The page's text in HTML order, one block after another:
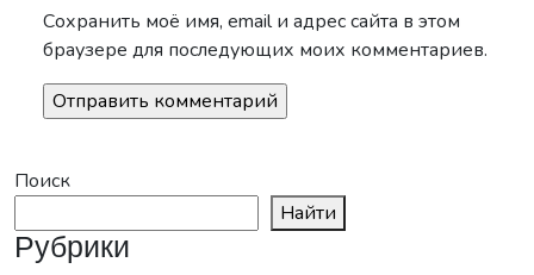
Сохранить моё имя, email и адрес сайта в этом
браузере для последующих моих комментариев.
Поиск
Найти
Рубрики